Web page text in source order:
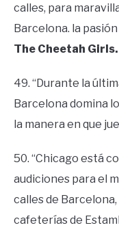
calles, para
Barcelona. la pasión
The Cheetah Girls.
49. “Durante la
Barcelona domina
la manera en que
50. “Chicago está
audiciones para el
calles de
cafeterías de